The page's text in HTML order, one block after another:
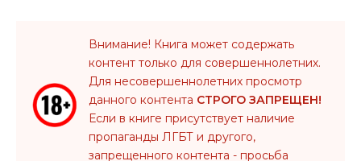
Внимание! Книга может содержать
контент только для совершеннолетних.
Для несовершеннолетних просмотр
данного контента СТРОГО ЗАПРЕЩЕН!
Если в книге присутствует наличие
пропаганды ЛГБТ и другого,
запрещенного контента - просьба